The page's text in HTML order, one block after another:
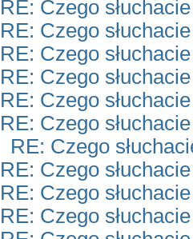
RE: Czego
RE: Czego
RE: Czego
RE: Czego
RE: Czego
RE: Czego
RE: Czego
RE: Czego
RE: Czego
RE: Czego